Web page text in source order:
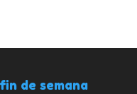
de semana